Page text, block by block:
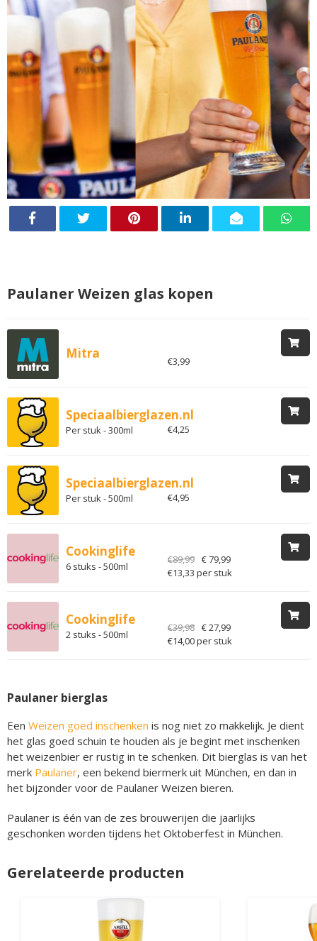
Paulaner Weizen glas kopen
Mitra €3,99
Speciaalbierglazen.nl
Per stuk - 300ml €4,25
Speciaalbierglazen.nl
Per stuk - 500ml €4,95
Cookinglife
6 stuks - 500ml
€89,99 € 79,99
€13,33 per stuk
Cookinglife
2 stuks - 500ml
€39,98 € 27,99
€14,00 per stuk
Paulaner bierglas
Een Weizen goed inschenken is nog niet zo makkelijk. Je dient
het glas goed schuin te houden als je begint met inschenken
het weizenbier er rustig in te schenken. Dit bierglas is van het
merk Paulaner, een bekend biermerk uit München, en dan in
het bijzonder voor de Paulaner Weizen bieren.
Paulaner is één van de zes brouwerijen die jaarlijks
geschonken worden tijdens het Oktoberfest in München.
Gerelateerde producten